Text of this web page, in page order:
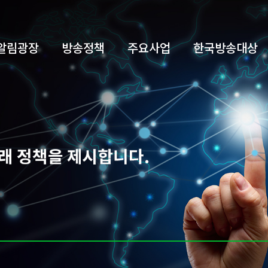
림광장 방송정책 주요사업 한국방송대상